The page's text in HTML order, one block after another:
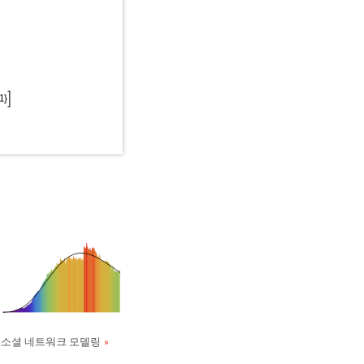
소셜 네트워크 모델링